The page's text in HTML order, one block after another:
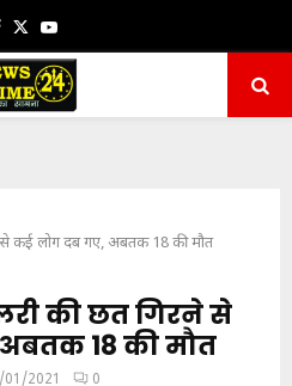
Facebook
TwitterYoutube
से कई लोग दब गए, अबतक 18 की मौत
की छत गिरने से
18 की मौत
01/2021 0